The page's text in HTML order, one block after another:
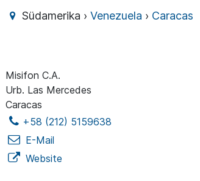
Südamerika ›Venezuela › Caracas
Misifon C.A.
Urb. Las Mercedes
Caracas
+58 (212) 5159638
E-Mail
Website